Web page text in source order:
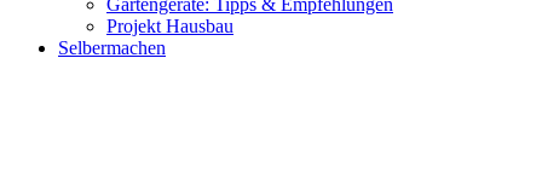
Projekt Hausbau
Selbermachen